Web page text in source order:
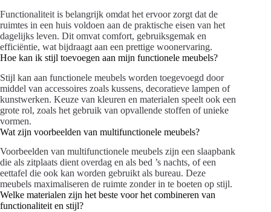
Functionaliteit is belangrijk omdat het ervoor zorgt dat de
ruimtes in een huis voldoen aan de praktische eisen van het
dagelijks leven. Dit omvat comfort, gebruiksgemak en
efficiëntie, wat bijdraagt aan een prettige woonervaring.
Hoe kan ik stijl toevoegen aan mijn functionele meubels?
Stijl kan aan functionele meubels worden toegevoegd door
middel van accessoires zoals kussens, decoratieve lampen of
kunstwerken. Keuze van kleuren en materialen speelt ook een
grote rol, zoals het gebruik van opvallende stoffen of unieke
vormen.
Wat zijn voorbeelden van multifunctionele meubels?
Voorbeelden van multifunctionele meubels zijn een slaapbank
die als zitplaats dient overdag en als bed ’s nachts, of een
eettafel die ook kan worden gebruikt als bureau. Deze
meubels maximaliseren de ruimte zonder in te boeten op stijl.
Welke materialen zijn het beste voor het combineren van
functionaliteit en stijl?